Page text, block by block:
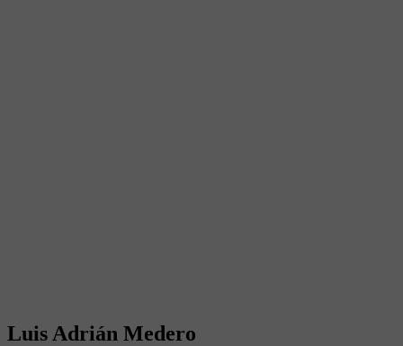
Luis Adrián Medero